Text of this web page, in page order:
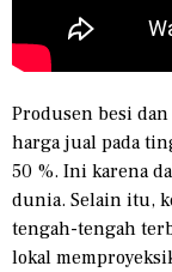
Produsen besi
harga jual pada
50 %. Ini karena
dunia. Selain itu,
tengah-tengah
lokal